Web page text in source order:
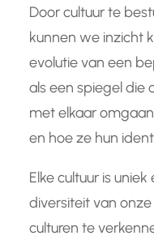
Door cultuur te
kunnen we inzicht
evolutie van een
als een spiegel die
met elkaar
en hoe ze hun
Elke cultuur is
diversiteit van
culturen te